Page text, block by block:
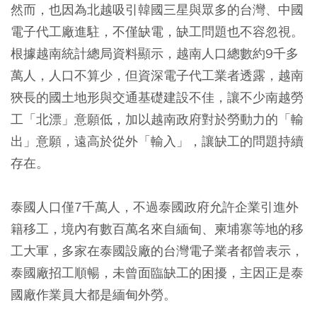
然而，也因為北越吸引韓國三星與眾多的台灣、中國
電子代工廠進駐，不僅缺電，缺工問題也不容忽視。
根據越南統計總局資料顯示，越南人口總數約9千多
萬人，人口不算少，但資深電子代工業者透露，越南
狹長的國土地形與交通基礎建設不佳，讓不少南越勞
工「北漂」意願低，加以越南政府對於勞動力的「輸
出」意願，遠高於從外「輸入」，讓缺工的問題持續
存在。
泰國人口僅7千萬人，不過泰國政府允許企業引進外
籍移工，境內有數百萬名來自緬甸、柬埔寨等地的移
工大軍，多家在泰國設廠的台灣電子業者都曾表示，
泰國廠招工順暢，未曾面臨缺工的困擾，主因正是泰
國廠作業員大都是緬甸外勞。